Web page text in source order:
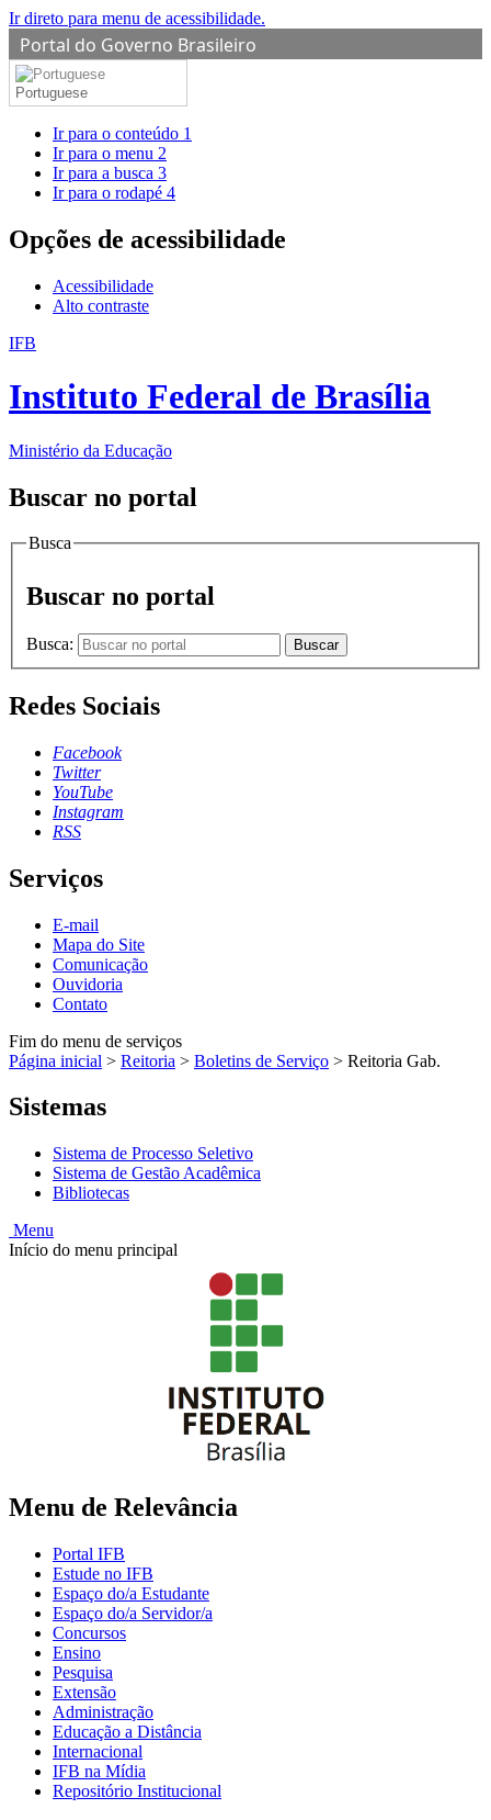
Ir direto para menu de acessibilidade.
Portal do Governo Brasileiro
Portuguese
Ir para o conteúdo 1
Ir para o menu 2
Ir para a busca 3
Ir para o rodapé 4
Opções de acessibilidade
Acessibilidade
Alto contraste
IFB
Instituto Federal de Brasília
Ministério da Educação
Buscar no portal
Busca
Buscar no portal
Busca: Buscar
Redes Sociais
Facebook
Twitter
YouTube
Instagram
RSS
Serviços
E-mail
Mapa do Site
Comunicação
Ouvidoria
Contato
Fim do menu de serviços
Página inicial > Reitoria > Boletins de Serviço > Reitoria Gab.
Sistemas
Sistema de Processo Seletivo
Sistema de Gestão Acadêmica
Bibliotecas
Menu
Início do menu principal
Menu de Relevância
Portal IFB
Estude no IFB
Espaço do/a Estudante
Espaço do/a Servidor/a
Concursos
Ensino
Pesquisa
Extensão
Administração
Educação a Distância
Internacional
IFB na Mídia
Repositório Institucional